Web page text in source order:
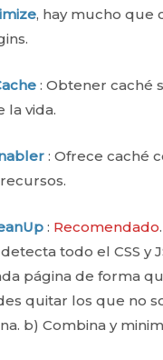
, hay mucho que
: Obtener caché
la vida.
: Ofrece caché
: Recomendado
todo el CSS y
página de forma
quitar los que no
b) Combina y